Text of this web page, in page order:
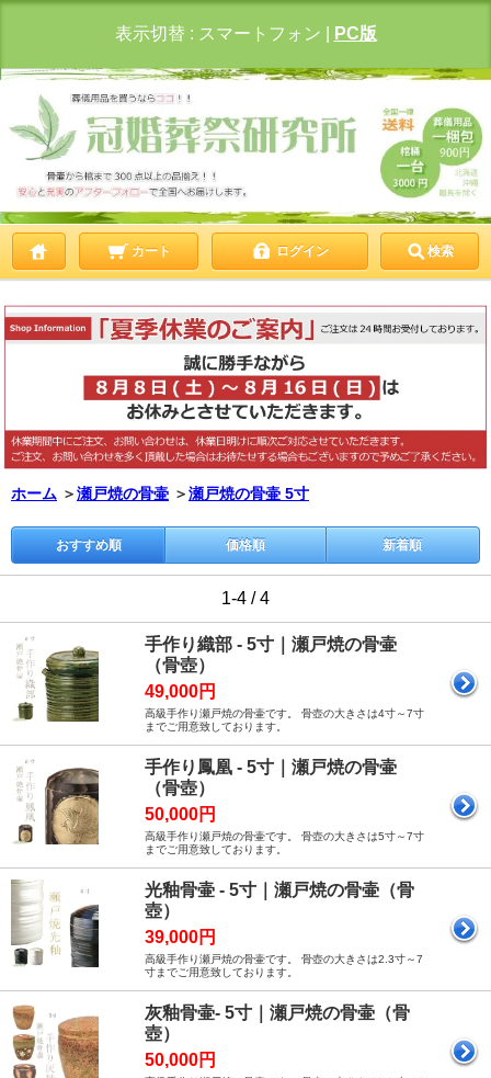
表示切替 : スマートフォン PC版
カート ログイン 検索
ホーム ＞瀬戸焼の骨壷 ＞瀬戸焼の骨壷 5寸
おすすめ順 価格順 新着順
1-4 / 4
手作り織部 - 5寸｜瀬戸焼の骨壷
（骨壺）
49,000円
高級手作り瀬戸焼の骨壷です。 骨壺の大きさは4寸～7寸
までご用意致しております。
手作り鳳凰 - 5寸｜瀬戸焼の骨壷
（骨壺）
50,000円
高級手作り瀬戸焼の骨壷です。 骨壺の大きさは5寸～7寸
までご用意致しております。
光釉骨壷 - 5寸｜瀬戸焼の骨壷（骨
壺）
39,000円
高級手作り瀬戸焼の骨壷です。 骨壺の大きさは2.3寸～7
寸までご用意致しております。
灰釉骨壷- 5寸｜瀬戸焼の骨壷（骨
壺）
50,000円